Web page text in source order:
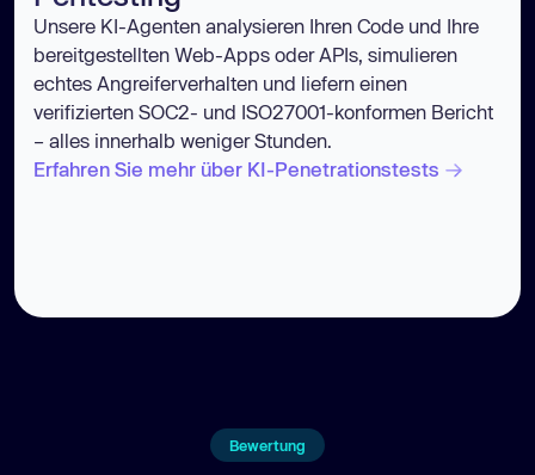
Unsere KI-Agenten analysieren Ihren Code und Ihre
bereitgestellten Web-Apps oder APIs, simulieren
echtes Angreiferverhalten und liefern einen
verifizierten SOC2- und ISO27001-konformen Bericht
– alles innerhalb weniger Stunden.
Erfahren Sie mehr über KI-Penetrationstests
Bewertung